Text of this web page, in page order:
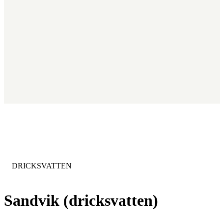
Sandvik (dricksvatten)
KATEGORI:
DRICKSVATTEN